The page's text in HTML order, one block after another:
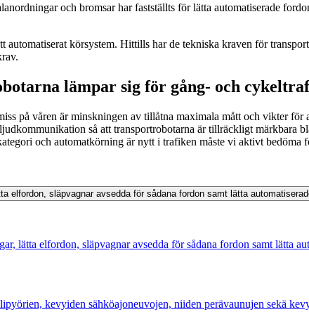
och bromsar har fastställts för lätta automatiserade
körsystem. Hittills har de tekniska kraven för
lämpar sig för gång- och
på våren är minskningen av tillåtna maximala mått och vikter för
så att transportrobotarna är tillräckligt märkbara
och automatkörning är nytt i trafiken måste vi aktivt bedöma
elfordon, släpvagnar avsedda för sådana fordon samt lätta
lätta elfordon, släpvagnar avsedda för sådana fordon samt lätta
kevyiden sähköajoneuvojen, niiden perävaunujen sekä